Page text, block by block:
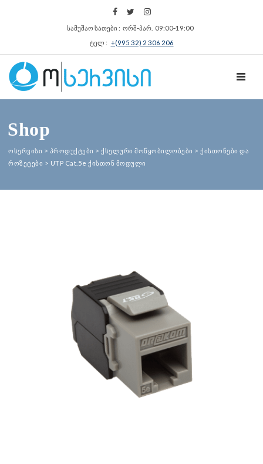
სამუშაო სათები : ორშ‑პარ. 09:00‑19:00
ტელ : +(995 32) 2 306 206
Shop
ოსერვისი > პროდუქტები > ქსელური მოწყობილობები > ქისთონები და
როზეტები > UTP Cat.5e ქისთონ მოდული